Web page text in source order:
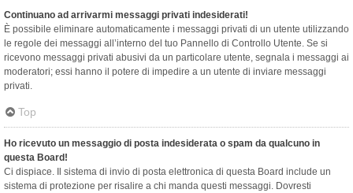
Continuano ad arrivarmi messaggi privati indesiderati!
È possibile eliminare automaticamente i messaggi privati ​​di un utente utilizzando
le regole dei messaggi all’interno del tuo Pannello di Controllo Utente. Se si
ricevono messaggi privati ​​abusivi da un particolare utente, segnala i messaggi ai
moderatori; essi hanno il potere di impedire a un utente di inviare messaggi
privati​​.
Top
Ho ricevuto un messaggio di posta indesiderata o spam da qualcuno in
questa Board!
Ci dispiace. Il sistema di invio di posta elettronica di questa Board include un
sistema di protezione per risalire a chi manda questi messaggi. Dovresti